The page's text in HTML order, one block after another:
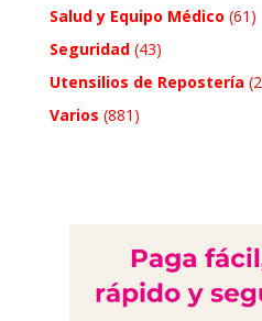
Salud y Equipo Médico (61)
Seguridad (43)
Utensilios de Repostería
Varios (881)